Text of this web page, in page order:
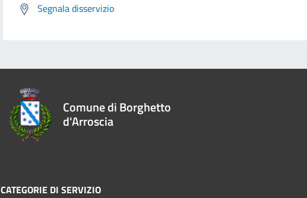
Segnala disservizio
Comune di Borghetto
d'Arroscia
CATEGORIE DI SERVIZIO